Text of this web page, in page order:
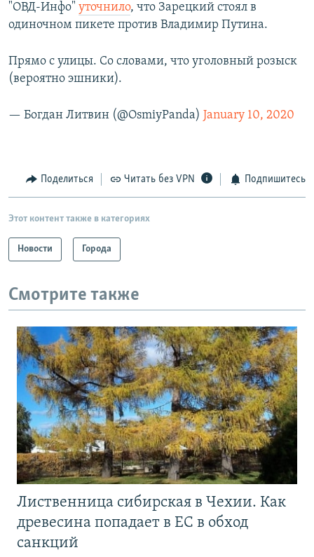
"ОВД-Инфо" уточнило, что Зарецкий стоял в
одиночном пикете против Владимир Путина.
Прямо с улицы. Со словами, что уголовный розыск
(вероятно эшники).
— Богдан Литвин (@OsmiyPanda) January 10, 2020
Поделиться Читать без VPN Подпишитесь
Этот контент также в категориях
Новости Города
Смотрите также
Лиственница сибирская в Чехии. Как
древесина попадает в ЕС в обход
санкций